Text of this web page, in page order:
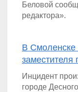
Беловой
редактора».
В Смоленске
заместителя
Инцидент
городе